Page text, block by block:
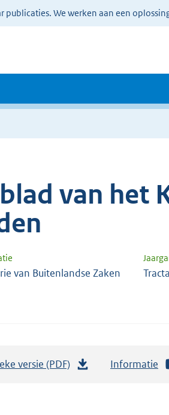
We werken aan een
van het
van Buitenlandse Zaken
versie (PDF) Informatie